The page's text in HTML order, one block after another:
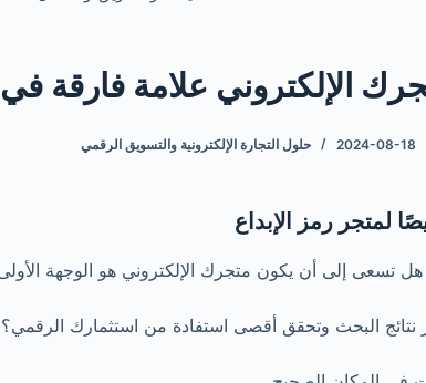
الإلكتروني علامة فارقة
2024-08-18 حلول التجارة الإلكترونية والتسويق الرقمي
لمتجر رمز الإبداع
تسعى إلى أن يكون متجرك الإلكتروني هو الوجهة
البحث وتحقق أقصى استفادة من استثمارك الرقمي؟